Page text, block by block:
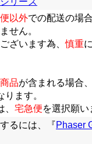
以外での配送の場
せん。
ざいます為、慎重
品が含まれる場合
ります。
宅急便を選択願い
するには、『Phaser